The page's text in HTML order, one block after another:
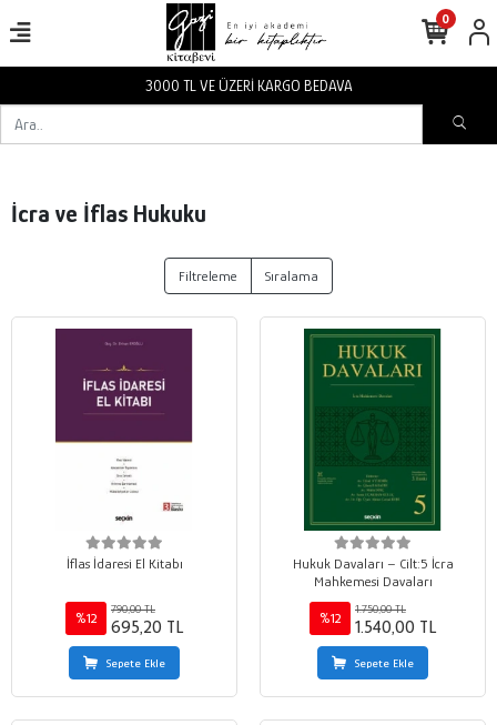
3000 TL VE ÜZERİ KARGO BEDAVA
0
İcra ve İflas Hukuku
Filtreleme Sıralama
İflas İdaresi El Kitabı
%12
790,00 TL
695,20 TL
Sepete Ekle
Hukuk Davaları – Cilt:5 İcra
Mahkemesi Davaları
%12
1.750,00 TL
1.540,00 TL
Sepete Ekle